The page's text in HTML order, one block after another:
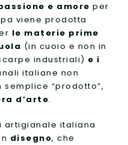
e amore per
viene prodotta
le materie prime
(in cuoio e non in
industriali) e i
italiane non
“prodotto”,
d’arte.
artigianale italiana
disegno, che